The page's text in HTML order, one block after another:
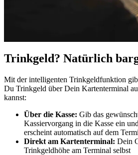
Trinkgeld? Natürlich
Mit der intelligenten Trinkgeldfunktion
Du Trinkgeld über Dein Kartenterminal
kannst:
Über die Kasse: Gib das
Kassiervorgang in die Kasse ein
erscheint automatisch auf dem
Direkt am Kartenterminal: Dein
Trinkgeldhöhe am Terminal selbst